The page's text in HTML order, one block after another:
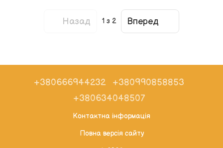
Назад 1 з 2 Вперед
+380666944232
+380990858853
+380634048507
Контактна інформація
Повна версія сайту